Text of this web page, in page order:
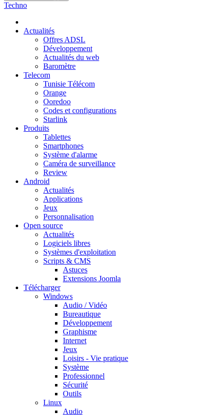
Techno
Actualités
Offres ADSL
Développement
Actualités du web
Baromètre
Telecom
Tunisie Télécom
Orange
Ooredoo
Codes et configurations
Starlink
Produits
Tablettes
Smartphones
Système d'alarme
Caméra de surveillance
Review
Android
Actualités
Applications
Jeux
Personnalisation
Open source
Actualités
Logiciels libres
Systèmes d'exploitation
Scripts & CMS
Astuces
Extensions Joomla
Télécharger
Windows
Audio / Vidéo
Bureautique
Développement
Graphisme
Internet
Jeux
Loisirs - Vie pratique
Système
Professionnel
Sécurité
Outils
Linux
Audio